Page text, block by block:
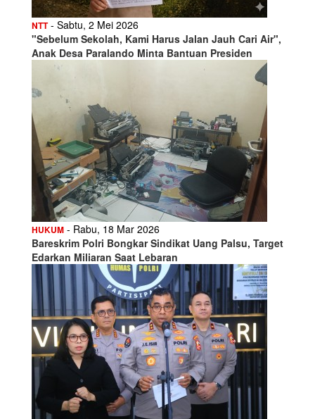
NTT- Sabtu, 2 Mei 2026
"Sebelum Sekolah, Kami Harus Jalan Jauh Cari Air",
Anak Desa Paralando Minta Bantuan Presiden
HUKUM - Rabu, 18 Mar 2026
Bareskrim Polri Bongkar Sindikat Uang Palsu, Target
Edarkan Miliaran Saat Lebaran